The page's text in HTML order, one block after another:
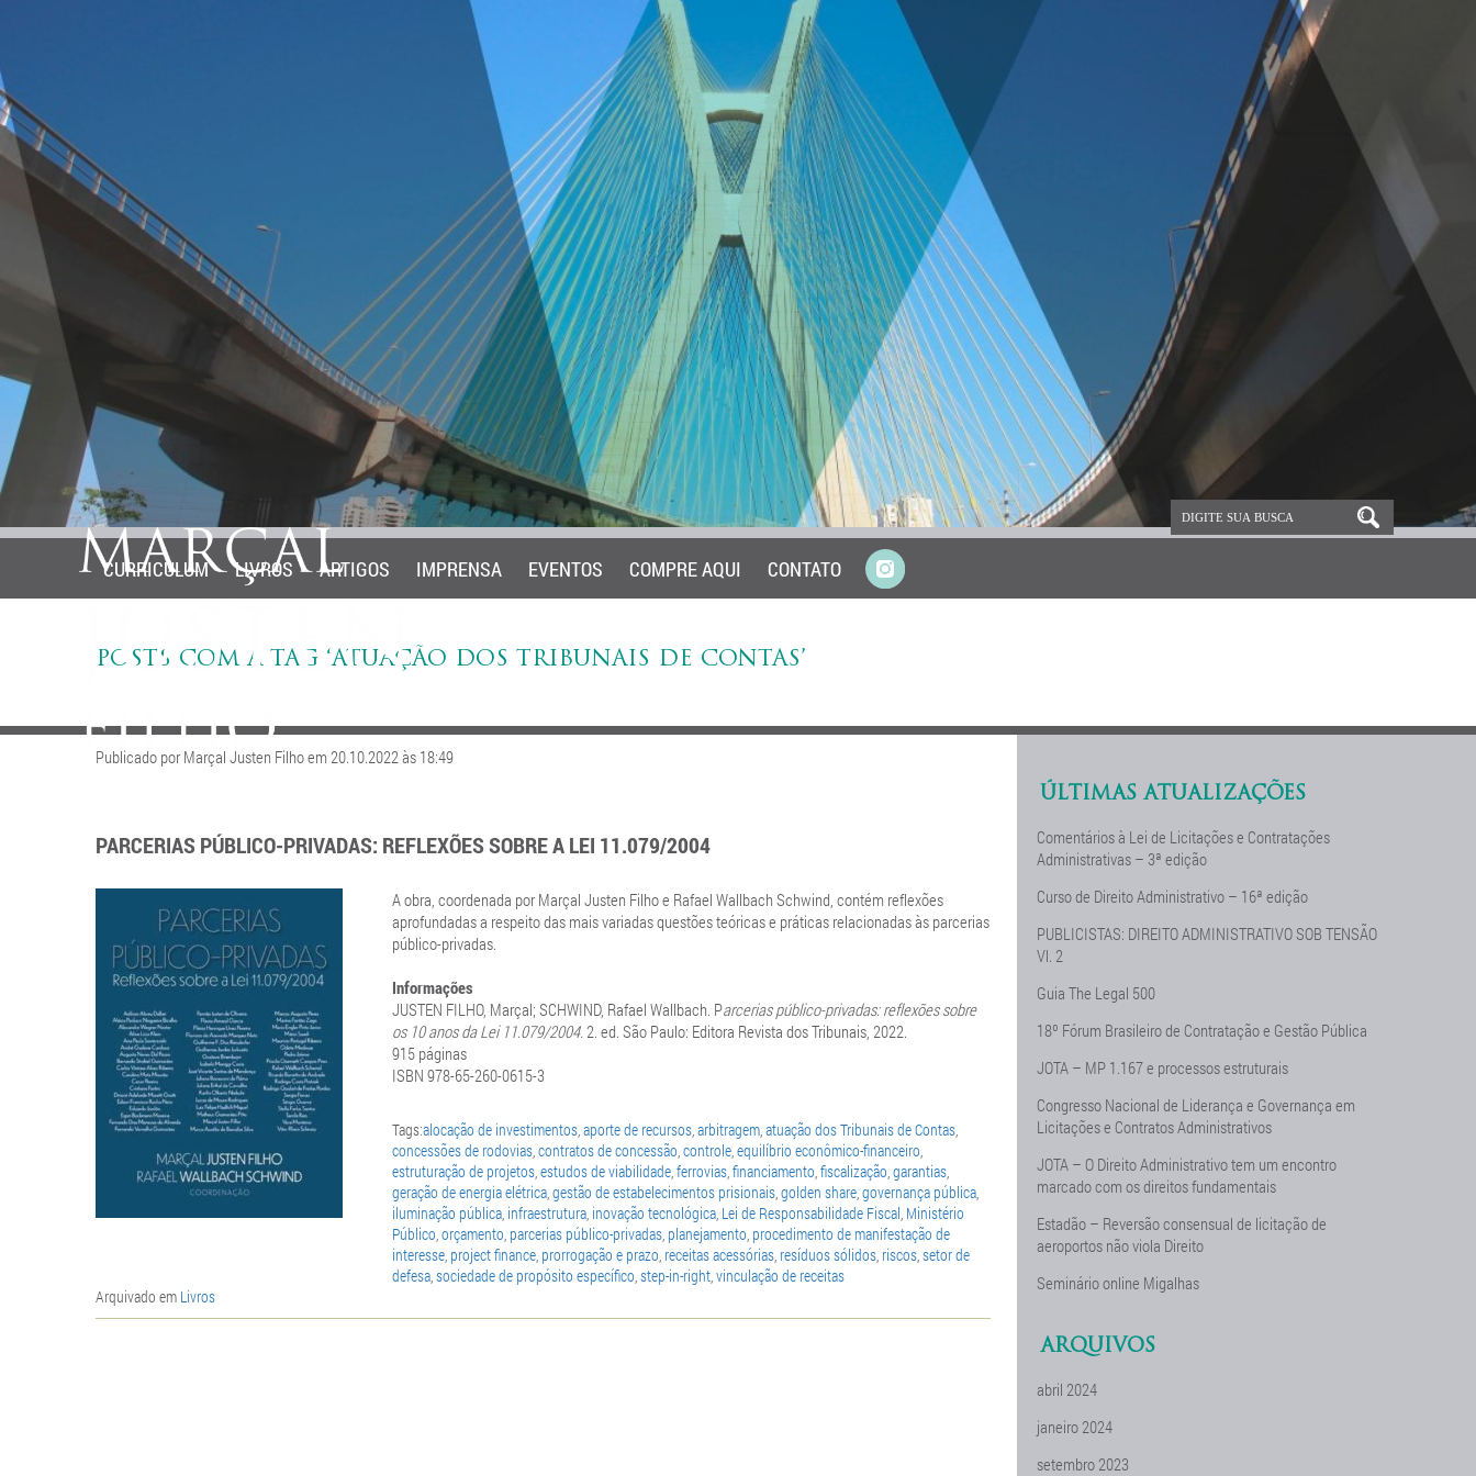
CURRICULUM LIVROS ARTIGOS IMPRENSA EVENTOS COMPRE AQUI CONTATO
POSTS COM A TAG ‘ATUAÇÃO DOS TRIBUNAIS DE CONTAS’
Publicado por Marçal Justen Filho em 20.10.2022 às 18:49
PARCERIAS PÚBLICO-PRIVADAS: REFLEXÕES SOBRE A LEI 11.079/2004
A obra, coordenada por Marçal Justen Filho e Rafael Wallbach Schwind, contém reflexões
aprofundadas a respeito das mais variadas questões teóricas e práticas relacionadas às parcerias
público-privadas.
Informações
JUSTEN FILHO, Marçal; SCHWIND, Rafael Wallbach. Parcerias público-privadas: reflexões sobre
os 10 anos da Lei 11.079/2004. 2. ed. São Paulo: Editora Revista dos Tribunais, 2022.
915 páginas
ISBN 978-65-260-0615-3
Tags:alocação de investimentos,aporte de recursos,arbitragem,atuação dos Tribunais de Contas,
concessões de rodovias,contratos de concessão,controle,equilíbrio econômico-financeiro,
estruturação de projetos,estudos de viabilidade,ferrovias,financiamento,fiscalização,garantias,
geração de energia elétrica,gestão de estabelecimentos prisionais,golden share,governança pública,
iluminação pública, infraestrutura, inovação tecnológica, Lei de Responsabilidade Fiscal, Ministério
Público,orçamento, parcerias público-privadas, planejamento, procedimento de manifestação de
interesse, project finance, prorrogação e prazo, receitas acessórias, resíduos sólidos, riscos,setor de
defesa,sociedade de propósito específico,step-in-right,vinculação de receitas
Arquivado em Livros
ÚLTIMAS ATUALIZAÇÕES
Comentários à Lei de Licitações e Contratações
Administrativas – 3ª edição
Curso de Direito Administrativo – 16ª edição
PUBLICISTAS: DIREITO ADMINISTRATIVO SOB TENSÃO
Vl. 2
Guia The Legal 500
18º Fórum Brasileiro de Contratação e Gestão Pública
JOTA – MP 1.167 e processos estruturais
Congresso Nacional de Liderança e Governança em
Licitações e Contratos Administrativos
JOTA – O Direito Administrativo tem um encontro
marcado com os direitos fundamentais
Estadão – Reversão consensual de licitação de
aeroportos não viola Direito
Seminário online Migalhas
ARQUIVOS
abril 2024
janeiro 2024
setembro 2023